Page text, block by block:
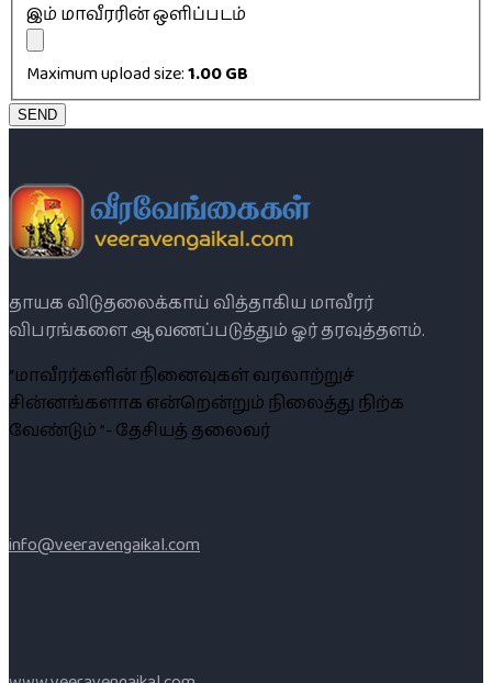
இம் மாவீரரின் ஒளிப்படம்
Maximum upload size:1.00 GB
SEND
தாயக விடுதலைக்காய் வித்தாகிய மாவீரர்
விபரங்களை ஆவணப்படுத்தும் ஓர் தரவுத்தளம்.
“மாவீரர்களின் நினைவுகள் வரலாற்றுச்
சின்னங்களாக என்றென்றும் நிலைத்து நிற்க
வேண்டும் ”- தேசியத் தலைவர்
info@veeravengaikal.com